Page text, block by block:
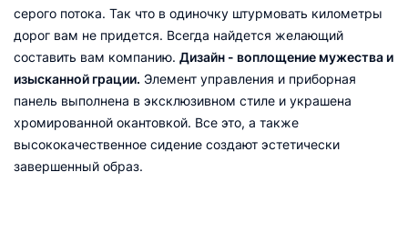
серого потока. Так что в одиночку штурмовать километры
дорог вам не придется. Всегда найдется желающий
составить вам компанию. Дизайн - воплощение мужества и
изысканной грации. Элемент управления и приборная
панель выполнена в эксклюзивном стиле и украшена
хромированной окантовкой. Все это, а также
высококачественное сидение создают эстетически
завершенный образ.